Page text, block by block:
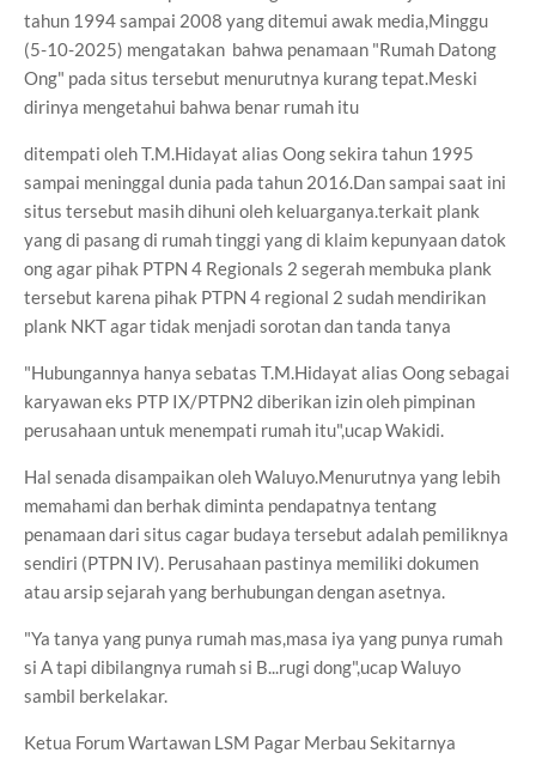
tahun 1994 sampai 2008 yang ditemui awak media,Minggu
(5-10-2025) mengatakan bahwa penamaan "Rumah Datong
Ong" pada situs tersebut menurutnya kurang tepat.Meski
dirinya mengetahui bahwa benar rumah itu
ditempati oleh T.M.Hidayat alias Oong sekira tahun 1995
sampai meninggal dunia pada tahun 2016.Dan sampai saat ini
situs tersebut masih dihuni oleh keluarganya.terkait plank
yang di pasang di rumah tinggi yang di klaim kepunyaan datok
ong agar pihak PTPN 4 Regionals 2 segerah membuka plank
tersebut karena pihak PTPN 4 regional 2 sudah mendirikan
plank NKT agar tidak menjadi sorotan dan tanda tanya
"Hubungannya hanya sebatas T.M.Hidayat alias Oong sebagai
karyawan eks PTP IX/PTPN2 diberikan izin oleh pimpinan
perusahaan untuk menempati rumah itu",ucap Wakidi.
Hal senada disampaikan oleh Waluyo.Menurutnya yang lebih
memahami dan berhak diminta pendapatnya tentang
penamaan dari situs cagar budaya tersebut adalah pemiliknya
sendiri (PTPN IV). Perusahaan pastinya memiliki dokumen
atau arsip sejarah yang berhubungan dengan asetnya.
"Ya tanya yang punya rumah mas,masa iya yang punya rumah
si A tapi dibilangnya rumah si B...rugi dong",ucap Waluyo
sambil berkelakar.
Ketua Forum Wartawan LSM Pagar Merbau Sekitarnya